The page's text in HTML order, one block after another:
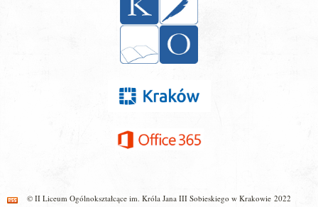
© II Liceum Ogólnokształcące im. Króla Jana III Sobieskiego w Krakowie 2022